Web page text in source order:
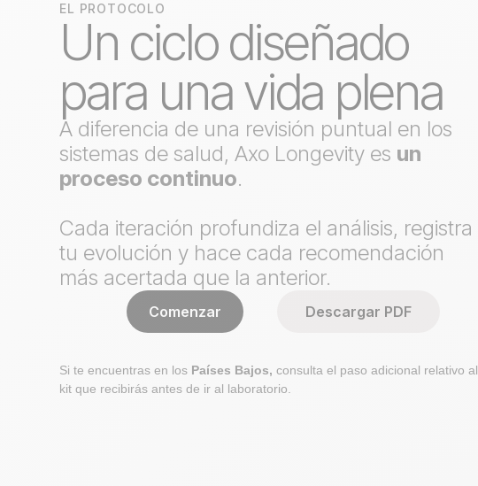
EL PROTOCOLO
Un ciclo diseñado
para una vida plena
A diferencia de una revisión puntual en los
sistemas de salud, Axo Longevity es un
proceso continuo.
Cada iteración profundiza el análisis, registra
tu evolución y hace cada recomendación
más acertada que la anterior.
Comenzar Descargar PDF
Si te encuentras en los Países Bajos, consulta el paso adicional relativo al
kit que recibirás antes de ir al laboratorio.